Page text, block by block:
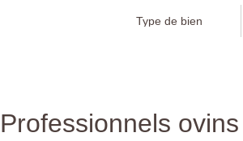
Professionnels